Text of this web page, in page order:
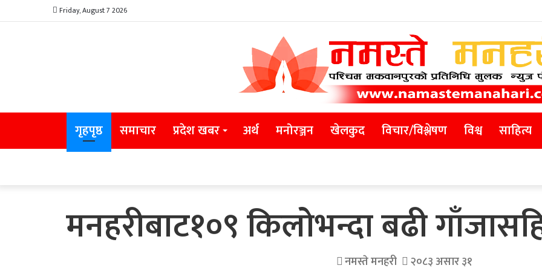
Friday, August 7 2026
गृहपृष्ठ समाचार प्रदेश खबर अर्थ मनोरञ्जन खेलकुद विचार/विश्लेषण विश्व साहित्य
मनहरीबाट१०९ किलोभन्दा बढी
नमस्ते मनहरी २०८३ असार ३१